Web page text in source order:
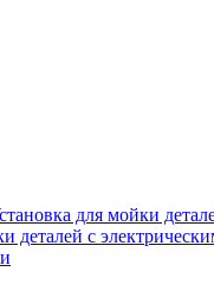
для мойки
деталей с